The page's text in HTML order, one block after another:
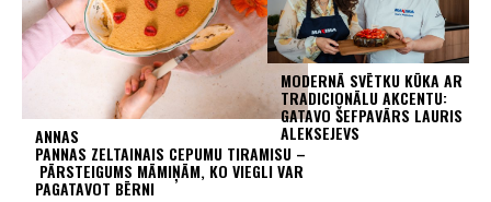
ANNAS
PANNAS ZELTAINAIS CEPUMU TIRAMISU –
PĀRSTEIGUMS MĀMIŅĀM, KO VIEGLI VAR
PAGATAVOT BĒRNI
MODERNĀ SVĒTKU KŪKA AR
TRADICIONĀLU AKCENTU:
GATAVO ŠEFPAVĀRS LAURIS
ALEKSEJEVS